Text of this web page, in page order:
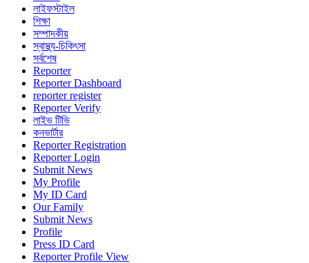
লাইফস্টাইল
শিক্ষা
সম্পাদকীয়
স্বাস্থ্য-চিকিৎসা
সর্বশেষ
Reporter
Reporter Dashboard
reporter register
Reporter Verify
লাইভ টিভি
কনভার্টার
Reporter Registration
Reporter Login
Submit News
My Profile
My ID Card
Our Family
Submit News
Profile
Press ID Card
Reporter Profile View